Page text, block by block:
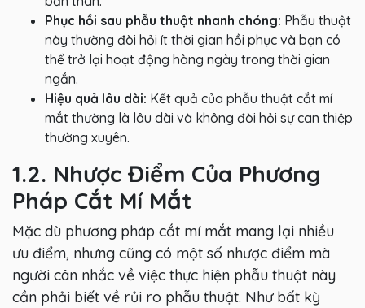
Phục hồi sau phẫu thuật nhanh chóng: Phẫu thuật
này thường đòi hỏi ít thời gian hồi phục và bạn có
thể trở lại hoạt động hàng ngày trong thời gian
ngắn.
Hiệu quả lâu dài: Kết quả của phẫu thuật cắt mí
mắt thường là lâu dài và không đòi hỏi sự can thiệp
thường xuyên.
1.2. Nhược Điểm Của Phương
Pháp Cắt Mí Mắt
Mặc dù phương pháp cắt mí mắt mang lại nhiều
ưu điểm, nhưng cũng có một số nhược điểm mà
người cân nhắc về việc thực hiện phẫu thuật này
cần phải biết về rủi ro phẫu thuật. Như bất kỳ